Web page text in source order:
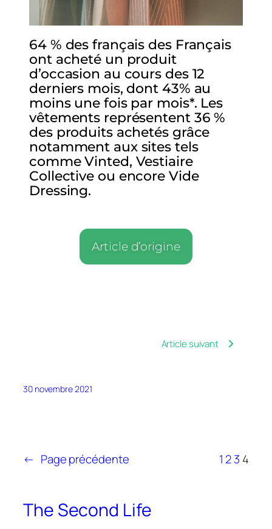
64 % des français des Français
ont acheté un produit
d’occasion au cours des 12
derniers mois, dont 43% au
moins une fois par mois*. Les
vêtements représentent 36 %
des produits achetés grâce
notamment aux sites tels
comme Vinted, Vestiaire
Collective ou encore Vide
Dressing.
Article d’origine
Article suivant
30 novembre 2021
← Page précédente 1 23 4
The Second Life